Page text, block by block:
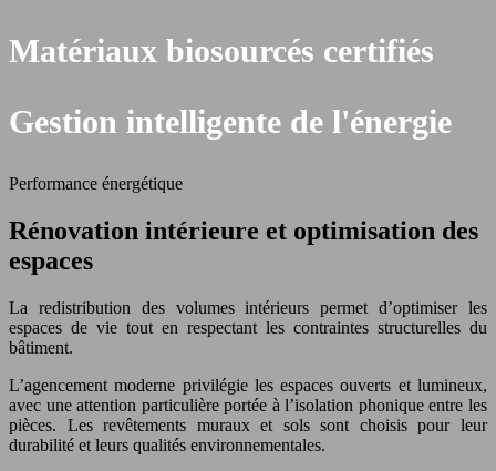
Matériaux biosourcés certifiés
Gestion intelligente de l'énergie
Performance énergétique
Rénovation intérieure et optimisation des
espaces
La redistribution des volumes intérieurs permet d’optimiser les
espaces de vie tout en respectant les contraintes structurelles du
bâtiment.
L’agencement moderne privilégie les espaces ouverts et lumineux,
avec une attention particulière portée à l’isolation phonique entre les
pièces. Les revêtements muraux et sols sont choisis pour leur
durabilité et leurs qualités environnementales.